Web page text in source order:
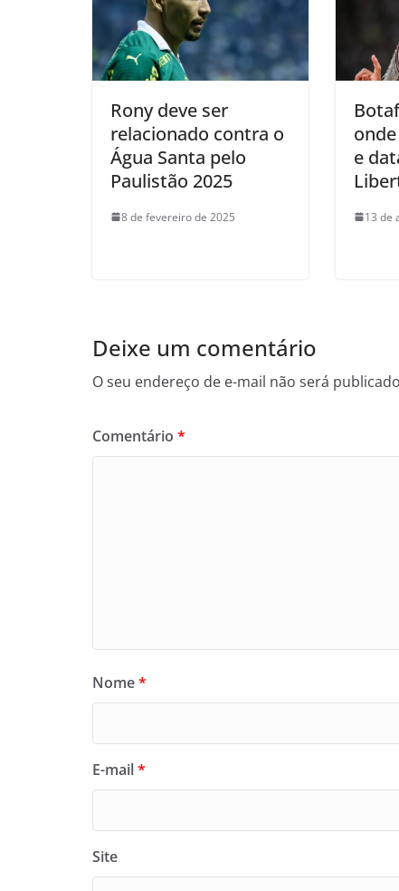
Rony deve ser
relacionado contra o
Água Santa pelo
Paulistão 2025
8 de fevereiro de 2025
e
13 de
Deixe um comentário
O seu endereço de e-mail não será
Comentário *
Nome*
E-mail*
Site